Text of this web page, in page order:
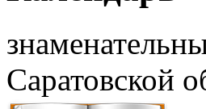
Саратовской